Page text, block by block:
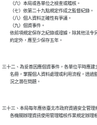
        （六）本局或各單位之檢查或稽核。
        （七）依第二十九點規定作成之監督紀錄。
        （八）個人資料正確性有爭議。
        （九）個資事件。
依前項規定保存之紀錄或證據，除其他法
三十二、為妥善因應個資事件，各單位平時應建
名冊，掌握個人資料處理或利用流程，透
三十三、本局每年應依臺北市政府資通安全管理